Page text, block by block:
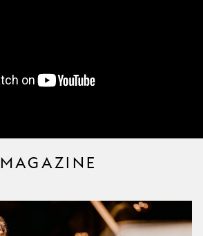
MAGAZINE